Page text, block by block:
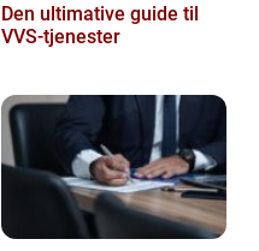
Den ultimative guide til
VVS-tjenester